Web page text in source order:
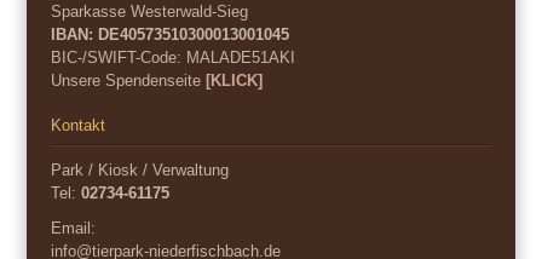
Sparkasse Westerwald-Sieg
IBAN: DE40573510300013001045
BIC-/SWIFT-Code: MALADE51AKI
Unsere Spendenseite[KLICK]
Kontakt
Park / Kiosk / Verwaltung
Tel:02734-61175
Email:
info@tierpark-niederfischbach.de